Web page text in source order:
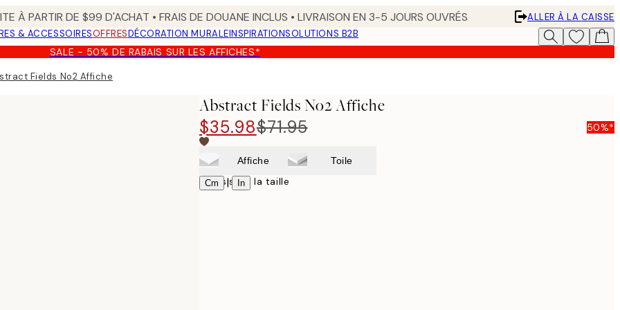
À PARTIR DE $99 D'ACHAT • FRAIS DE DOUANE INCLUS • LIVRAISON EN 3-5 JOURS OUVRÉS
ALLER À LA CAISSE
& ACCESSOIRESOFFRESDÉCORATION MURALEINSPIRATIONSOLUTIONS B2B
SALE - 50% DE RABAIS SUR LES AFFICHES*
Fields No2 Affiche
Abstract Fields No2 Affiche
$35.98$71.95 50%*
Affiche Toile
Cm | In
Choisissez la taille